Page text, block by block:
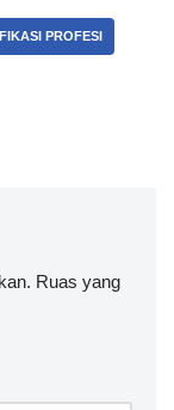
PROFESI
Ruas yang